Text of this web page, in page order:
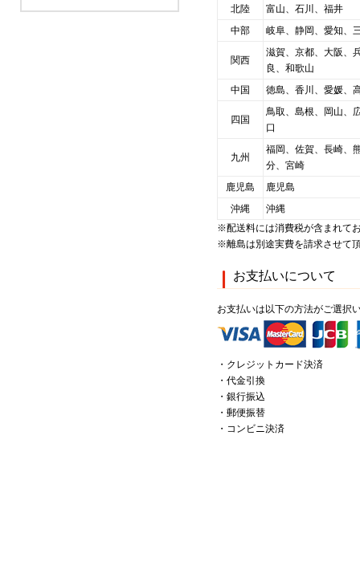
北陸
富山、石川、福井
中部
岐阜、静岡、愛知、
関西
滋賀、京都、大阪、
良、和歌山
中国
徳島、香川、愛媛、
四国
鳥取、島根、岡山、
口
九州
福岡、佐賀、長崎、
分、宮崎
鹿児島
鹿児島
沖縄
沖縄
※配送料には消費税が含まれて
※離島は別途実費を請求させて
お支払いについて
お支払いは以下の方法がご選択
・クレジットカード決済
・代金引換
・銀行振込
・郵便振替
・コンビニ決済